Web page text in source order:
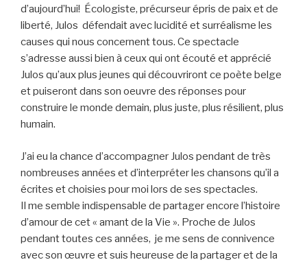
d’aujourd’hui! Écologiste, précurseur épris de paix et de
liberté, Julos défendait avec lucidité et surréalisme les
causes qui nous concernent tous. Ce spectacle
s’adresse aussi bien à ceux qui ont écouté et apprécié
Julos qu’aux plus jeunes qui découvriront ce poète belge
et puiseront dans son oeuvre des réponses pour
construire le monde demain, plus juste, plus résilient, plus
humain.
J’ai eu la chance d’accompagner Julos pendant de très
nombreuses années et d’interpréter les chansons qu’il a
écrites et choisies pour moi lors de ses spectacles.
Il me semble indispensable de partager encore l’histoire
d’amour de cet « amant de la Vie ». Proche de Julos
pendant toutes ces années, je me sens de connivence
avec son œuvre et suis heureuse de la partager et de la